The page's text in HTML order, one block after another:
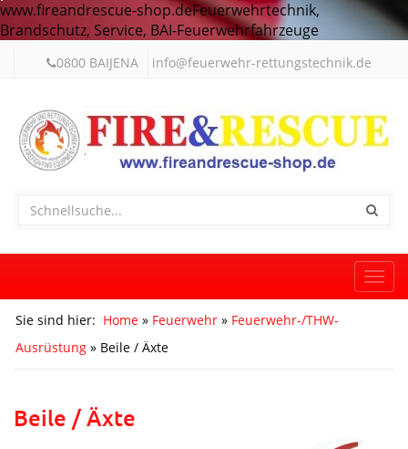
www.fireandrescue-shop.deFeuerwehrtechnik,
Brandschutz, Service, BAI-Feuerwehrfahrzeuge
0800 BAIJENA info@feuerwehr-rettungstechnik.de
Sie sind hier: Home » Feuerwehr » Feuerwehr-/THW-
Ausrüstung » Beile / Äxte
Beile / Äxte